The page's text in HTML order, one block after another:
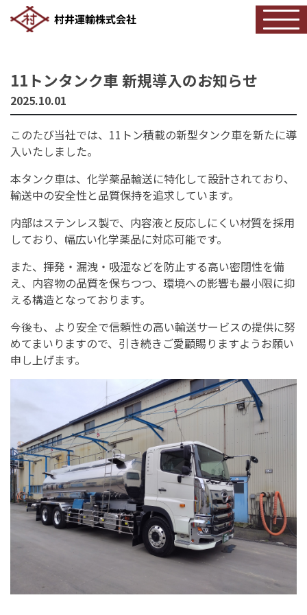
11トンタンク車 新規導入のお知らせ
2025.10.01
このたび当社では、11トン積載の新型タンク車を新たに導
入いたしました。
本タンク車は、化学薬品輸送に特化して設計されており、
輸送中の安全性と品質保持を追求しています。
内部はステンレス製で、内容液と反応しにくい材質を採用
しており、幅広い化学薬品に対応可能です。
また、揮発・漏洩・吸湿などを防止する高い密閉性を備
え、内容物の品質を保ちつつ、環境への影響も最小限に抑
える構造となっております。
今後も、より安全で信頼性の高い輸送サービスの提供に努
めてまいりますので、引き続きご愛顧賜りますようお願い
申し上げます。